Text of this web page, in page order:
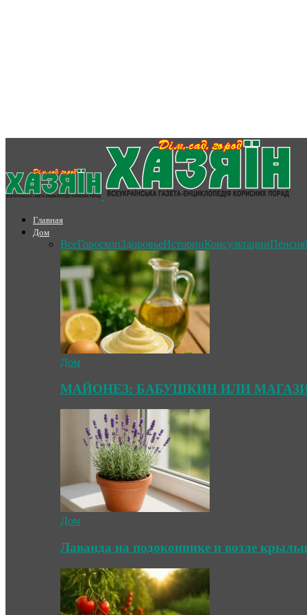
Главная
Дом
ВсеГороскопЗдоровьеИсторииКонсультацииПенсия
Дом
МАЙОНЕЗ: БАБУШКИН ИЛИ
Дом
Лаванда на подоконнике и возле